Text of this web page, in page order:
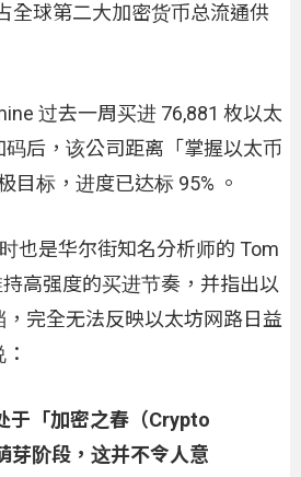
全球第二大加密货币总流通供
过去一周买进 76,881 枚以太
后，该公司距离「掌握以太币
目标，进度已达标 95% 。
也是华尔街知名分析师的 Tom
高强度的买进节奏，并指出以
完全无法反映以太坊网路日益
于「加密之春（Crypto
芽阶段，这并不令人意